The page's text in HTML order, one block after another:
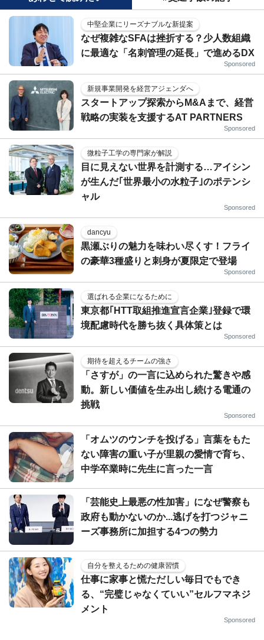
中堅企業にリーズナブルな新提案
なぜ複雑なSFAは挫折する？少人数組織
に最適な「名刺管理の延長」で進めるDX
Sponsored
新規事業開発を経営アジェンダへ
スタートアップ探索からM&Aまで、経営
戦略の実装を支援するAT PARTNERS
Sponsored
微粒子工学の専門家が解説
目に見えない世界を計測する…アイシン
が生んだ｢世界最小の水粒子｣のポテンシ
ャル
Sponsored
dancyu
黒瀬ぶりの魅力を味わい尽くす！フライ
の豪華3種盛りと刺身が夏限定で登場
Sponsored
選ばれる企業になるために
東京都｢HTT取組推進宣言企業｣登録で環
境配慮時代を勝ち抜く具体策とは
Sponsored
期待を超えるチームの強さ
「さすが」の一言に込められた驚きや感
動。新しい価値を生み出し続ける電通の
挑戦
Sponsored
「オムツのウンチを投げる」言葉をもた
ない障害の重い子が里親の愛情で育ち、
中学卒業時に先生に言った一言
「芸能史上最悪の性加害」になぜ警察も
政府も動かないのか...逃げを打つジャニ
ーズ事務所に加担する4つの勢力
自分を整えるための健康習慣
仕事に家事と慌ただしい毎日でもでき
る、“完璧じゃなくていい”セルフマネジ
メント
Sponsored